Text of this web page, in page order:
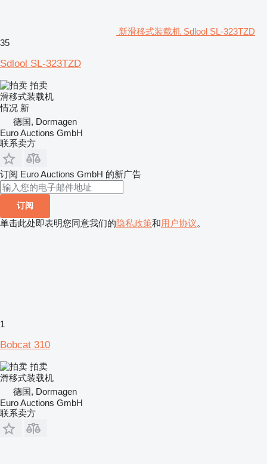
新滑移式装载机 Sdlool SL-323TZD
35
Sdlool SL-323TZD
拍卖
滑移式装载机
情况 新
德国, Dormagen
Euro Auctions GmbH
联系卖方
订阅 Euro Auctions GmbH 的新广告
订阅
单击此处即表明您同意我们的隐私政策和用户协议。
1
Bobcat 310
拍卖
滑移式装载机
德国, Dormagen
Euro Auctions GmbH
联系卖方